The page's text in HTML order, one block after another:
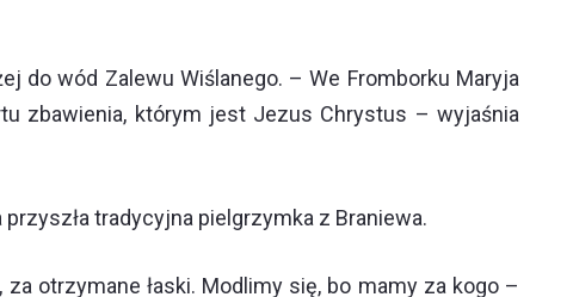
do wód Zalewu Wiślanego. – We Fromborku Maryja
zbawienia, którym jest Jezus Chrystus – wyjaśnia
tradycyjna pielgrzymka z Braniewa.
otrzymane łaski. Modlimy się, bo mamy za kogo –